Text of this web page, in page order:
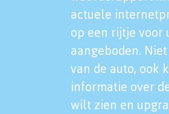
actuele
op een rijtje voor
aangeboden.
van de auto, ook
informatie over
wilt zien en